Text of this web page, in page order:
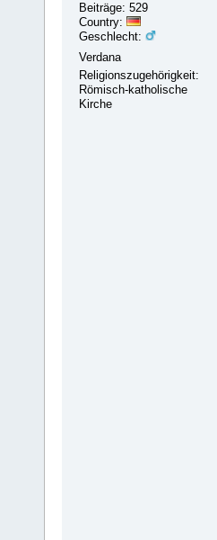
Beiträge: 529
Country:
Geschlecht:
Verdana
Religionszugehörigkeit:
Römisch-katholische
Kirche